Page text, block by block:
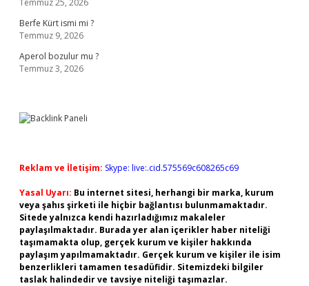
Temmuz 25, 2026
Berfe Kürt ismi mi ?
Temmuz 9, 2026
Aperol bozulur mu ?
Temmuz 3, 2026
Reklam ve İletişim: Skype: live:.cid.575569c608265c69
Yasal Uyarı: Bu internet sitesi, herhangi bir marka, kurum
veya şahıs şirketi ile hiçbir bağlantısı bulunmamaktadır.
Sitede yalnızca kendi hazırladığımız makaleler
paylaşılmaktadır. Burada yer alan içerikler haber niteliği
taşımamakta olup, gerçek kurum ve kişiler hakkında
paylaşım yapılmamaktadır. Gerçek kurum ve kişiler ile isim
benzerlikleri tamamen tesadüfidir. Sitemizdeki bilgiler
taslak halindedir ve tavsiye niteliği taşımazlar.